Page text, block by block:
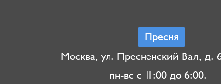
Пресня
Москва, ул. Пресненский Вал, д.
пн-вс с 11:00 до 6:00.